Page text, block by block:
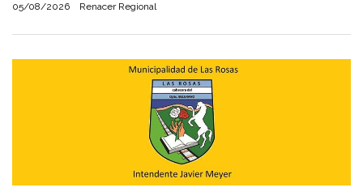
Renacer Regional
05/08/2026